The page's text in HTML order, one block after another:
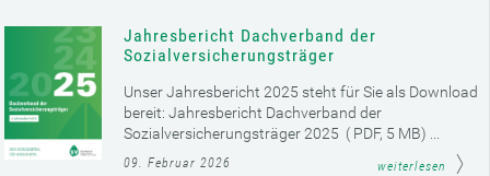
Jahresbericht Dachverband der
Sozialversicherungsträger
Unser Jahresbericht 2025 steht für Sie als Download
bereit: Jahresbericht Dachverband der
Sozialversicherungsträger 2025 ( PDF, 5 MB) ...
09. Februar 2026 weiterlesen